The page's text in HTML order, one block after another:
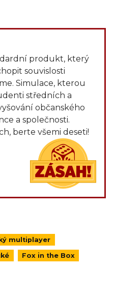
produkt, který
souvislosti
Simulace, kterou
středních a
občanského
a společnosti.
berte všemi deseti!
multiplayer
Fox in the Box